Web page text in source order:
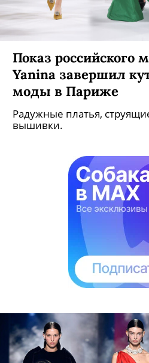
Показ российского
Yanina завершил
моды в Париже
Радужные платья,
вышивки.